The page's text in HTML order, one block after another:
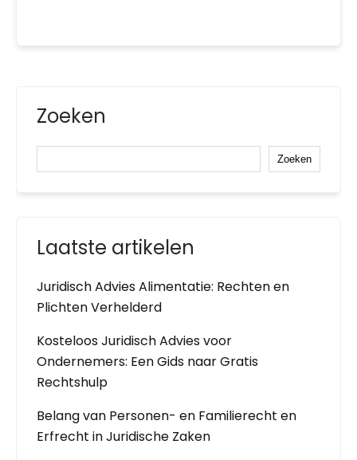
Zoeken
Zoeken
Laatste artikelen
Juridisch Advies Alimentatie: Rechten en
Plichten Verhelderd
Kosteloos Juridisch Advies voor
Ondernemers: Een Gids naar Gratis
Rechtshulp
Belang van Personen- en Familierecht en
Erfrecht in Juridische Zaken